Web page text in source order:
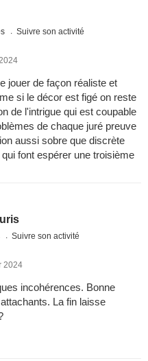
Suivre son activité
jouer de façon réaliste et
si le décor est figé on reste
de l'intrigue qui est coupable
de chaque juré preuve
aussi sobre que discrète
font espérer une troisième
Suivre son activité
2024
incohérences. Bonne
La fin laisse